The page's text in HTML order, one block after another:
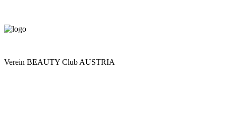
Verein BEAUTY Club AUSTRIA